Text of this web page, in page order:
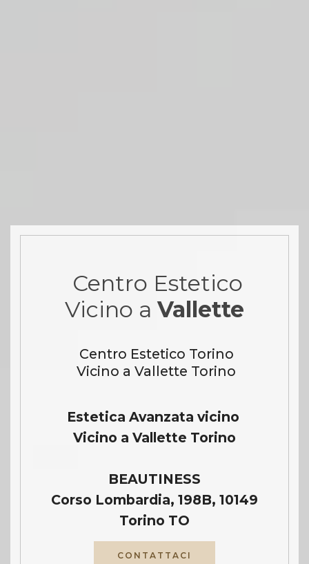
Centro Estetico
Vicino a Vallette
Centro Estetico Torino
Vicino a Vallette Torino
Estetica Avanzata vicino
Vicino a Vallette Torino
BEAUTINESS
Corso Lombardia, 198B, 10149
Torino TO
CONTATTACI